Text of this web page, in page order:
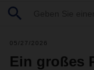
05/27/2026
Ein großes